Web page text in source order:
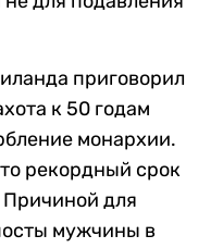
приговорил
к 50 годам
монархии.
рекордный срок
для
мужчины в